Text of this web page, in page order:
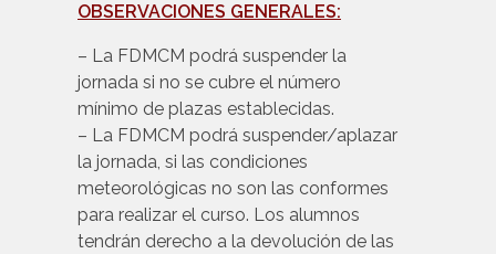
OBSERVACIONES GENERALES:
– La FDMCM podrá suspender la
jornada si no se cubre el número
mínimo de plazas establecidas.
– La FDMCM podrá suspender/aplazar
la jornada, si las condiciones
meteorológicas no son las conformes
para realizar el curso. Los alumnos
tendrán derecho a la devolución de las